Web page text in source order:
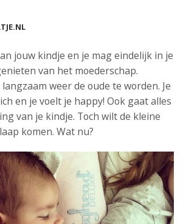
jouw kindje en je mag eindelijk in je
van het moederschap.
weer de oude te worden. Je
en je voelt je happy! Ook gaat alles
van je kindje. Toch wilt de kleine
komen. Wat nu?